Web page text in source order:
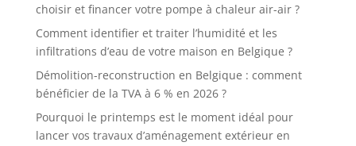
choisir et financer votre pompe à chaleur air-air ?
Comment identifier et traiter l’humidité et les
infiltrations d’eau de votre maison en Belgique ?
Démolition-reconstruction en Belgique : comment
bénéficier de la TVA à 6 % en 2026 ?
Pourquoi le printemps est le moment idéal pour
lancer vos travaux d’aménagement extérieur en